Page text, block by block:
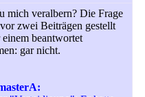
mich veralbern? Die Frage
zwei Beiträgen gestellt
beantwortet
gar nicht.